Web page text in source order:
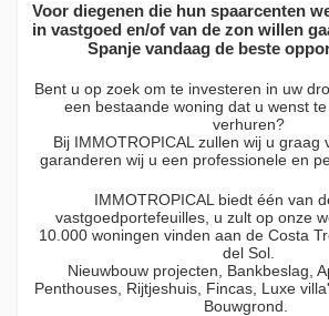
Voor diegenen die hun spaarcenten
in vastgoed en/of van de zon willen
Spanje vandaag de beste
Bent u op zoek om te investeren in uw
een bestaande woning dat u wenst
verhuren?
Bij IMMOTROPICAL zullen wij u graag
garanderen wij u een professionele en
IMMOTROPICAL biedt één van
vastgoedportefeuilles, u zult op onze
10.000 woningen vinden aan de Costa
del Sol.
Nieuwbouw projecten, Bankbeslag,
Penthouses, Rijtjeshuis, Fincas, Luxe
Bouwgrond.